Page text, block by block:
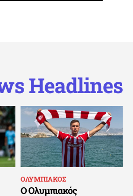
Headlines
ΟΛΥΜΠΙΑΚΟΣ
Ο Ολυμπιακός